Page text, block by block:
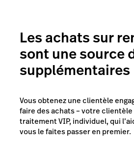
Les achats sur
sont une source
supplémentaires
Vous obtenez une clientèle
faire des achats – votre clientèle
traitement VIP, individuel, qui
vous le faites passer en premier.